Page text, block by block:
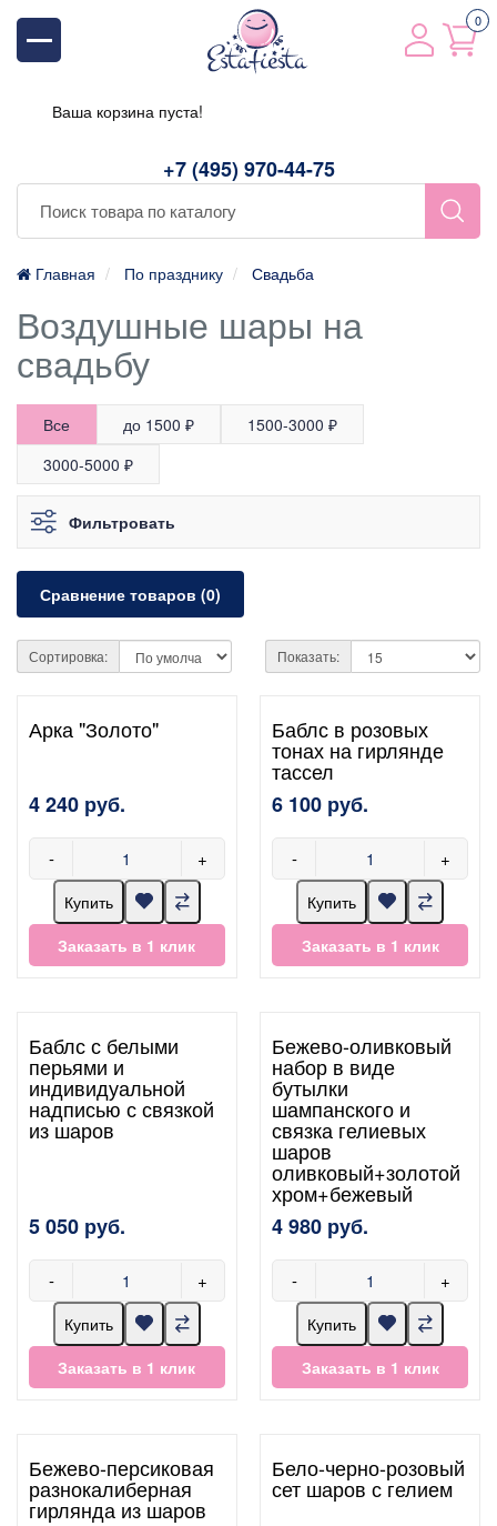
+7 (495) 970-44-75
0
Ваша корзина пуста!
Главная По празднику Свадьба
Воздушные шары на
свадьбу
Все до 1500 ₽
1500-3000 ₽
3000-5000 ₽
Фильтровать
Сравнение товаров (0)
Сортировка: Показать:
Арка "Золото"
4 240 руб.
- +
Купить
Заказать в 1 клик
Баблс в розовых
тонах на гирлянде
тассел
6 100 руб.
- +
Купить
Заказать в 1 клик
Баблс с белыми
перьями и
индивидуальной
надписью с связкой
из шаров
5 050 руб.
- +
Купить
Заказать в 1 клик
Бежево-оливковый
набор в виде
бутылки
шампанского и
связка гелиевых
шаров
оливковый+золотой
хром+бежевый
4 980 руб.
- +
Купить
Заказать в 1 клик
Бежево-персиковая
разнокалиберная
гирлянда из шаров
Бело-черно-розовый
сет шаров с гелием